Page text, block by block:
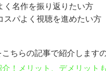
く名作を振り返りたい方
スパよく視聴を進めたい方
ちらの記事で紹介します
！メリット、デメリット